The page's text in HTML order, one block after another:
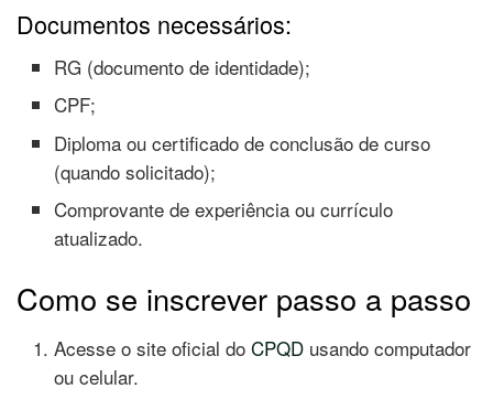
Documentos necessários:
RG (documento de identidade);
CPF;
Diploma ou certificado de conclusão de curso
(quando solicitado);
Comprovante de experiência ou currículo
atualizado.
Como se inscrever passo a passo
Acesse o site oficial doCPQD usando computador
ou celular.